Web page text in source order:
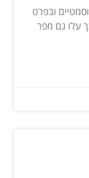
ובפרט
עלו גם מפר